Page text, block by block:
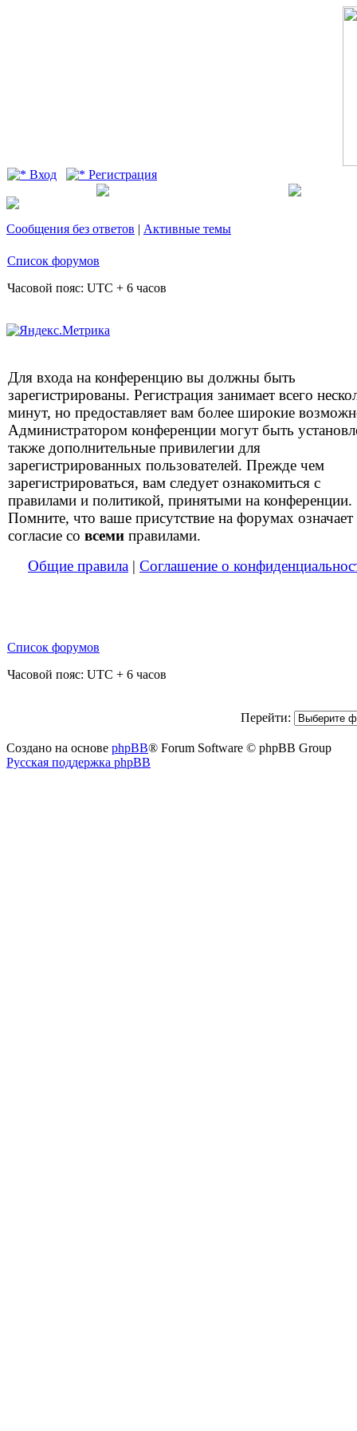
Вход Регистрация
Сообщения без ответов | Активные темы
Список форумов
Часовой пояс: UTC + 6 часов
Для входа на конференцию вы должны быть
зарегистрированы. Регистрация занимает всего
минут, но предоставляет вам более широкие
Администратором конференции могут быть
также дополнительные привилегии для
зарегистрированных пользователей. Прежде чем
зарегистрироваться, вам следует ознакомиться с
правилами и политикой, принятыми на конференции.
Помните, что ваше присутствие на форумах означает
согласие со всеми правилами.
Общие правила | Соглашение о
Список форумов
Часовой пояс: UTC + 6 часов
Перейти:
Создано на основе phpBB® Forum Software © phpBB Group
Русская поддержка phpBB